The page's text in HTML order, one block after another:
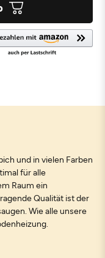
und in vielen Farben
für alle
Raum ein
Qualität ist der
Wie alle unsere